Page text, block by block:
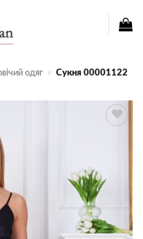
одяг » Сукня 00001122